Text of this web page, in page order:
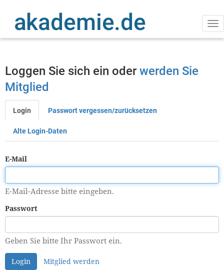
Inhalt
Loggen Sie sich ein oder werden Sie
Mitglied
Primäre
Reiter
Login Passwort vergessen/zurücksetzen
Alte Login-Daten
E-Mail
E-Mail-Adresse bitte eingeben.
Passwort
Geben Sie bitte Ihr Passwort ein.
Login Mitglied werden